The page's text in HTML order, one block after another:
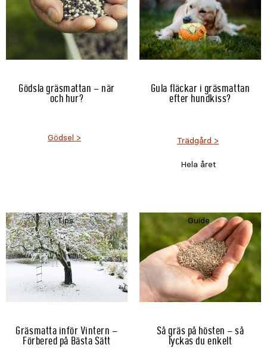
Gödsla gräsmattan – när
och hur?
Gödsel
Gula fläckar i gräsmattan
efter hundkiss?
Trädgård
Hela året
Gräsmatta inför Vintern –
Förbered på Bästa Sätt
Tips
Så gräs på hösten – så
lyckas du enkelt
Guide